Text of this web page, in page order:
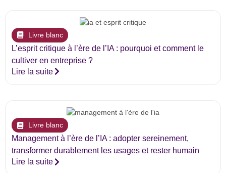
Livre blanc
L’esprit critique à l’ère de l’IA : pourquoi et comment le
cultiver en entreprise ?
Lire la suite
Livre blanc
Management à l’ère de l’IA : adopter sereinement,
transformer durablement les usages et rester humain
Lire la suite